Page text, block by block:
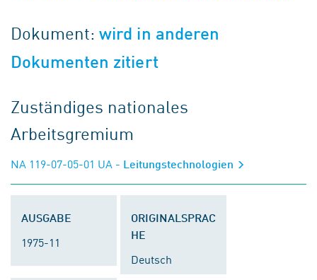
Dokument:wird in anderen
Dokumenten zitiert
Zuständiges nationales
Arbeitsgremium
NA 119-07-05-01 UA - Leitungstechnologien
AUSGABE
1975-11
ORIGINALSPRAC
HE
Deutsch